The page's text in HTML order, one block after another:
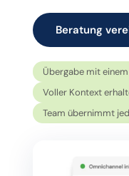
Beratung
Übergabe mit
Voller Kontext
Team übernimmt